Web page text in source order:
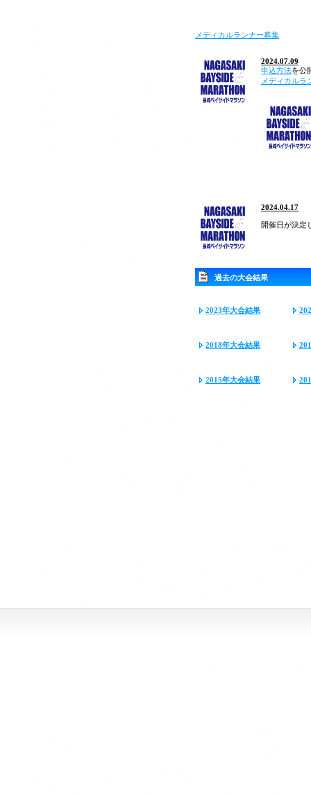
メディカルランナー募集
2024.07.09
申込方法を公
メディカルラ
2024.04.17
開催日が決定
過去の大会結果
2023年大会結果
2018年大会結果
2015年大会結果